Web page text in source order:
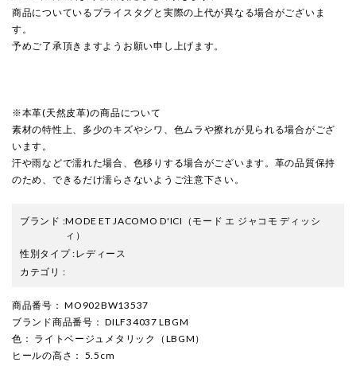
商品についているプライスタグと実際の上代が異なる場合がございま
す。
予めご了承頂きますようお願い申し上げます。
※本革(天然皮革)の商品について
素材の特性上、多少のキズやシワ、色ムラや擦れが見られる場合がござ
います。
汗や雨などで濡れた場合、色移りする場合がございます。革の品質保持
のため、できるだけ濡らさないようご注意下さい。
ブランド :MODE ET JACOMO D'ICI （モード エ ジャコモ ディッシ
ィ）
性別タイプ:レディース
カテゴリ :
商品番号 ： MO902BW13537
ブランド商品番号 ： DILF34037 LBGM
色 ： ライトベージュメタリック（LBGM）
ヒールの高さ ： 5.5cm